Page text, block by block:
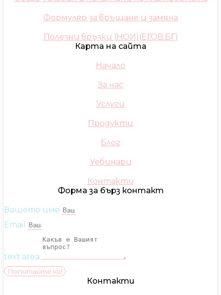
Формуляр за връщане и замяна
Полезни връзки (НОИ)(ЕГОВ.БГ)
Карта на сайта
Начало
За нас
Услуги
Продукти
Блог
Уебинари
Контакти
Форма за бърз контакт
Вашето име
Email
text area
Попитайте ни!
Контакти